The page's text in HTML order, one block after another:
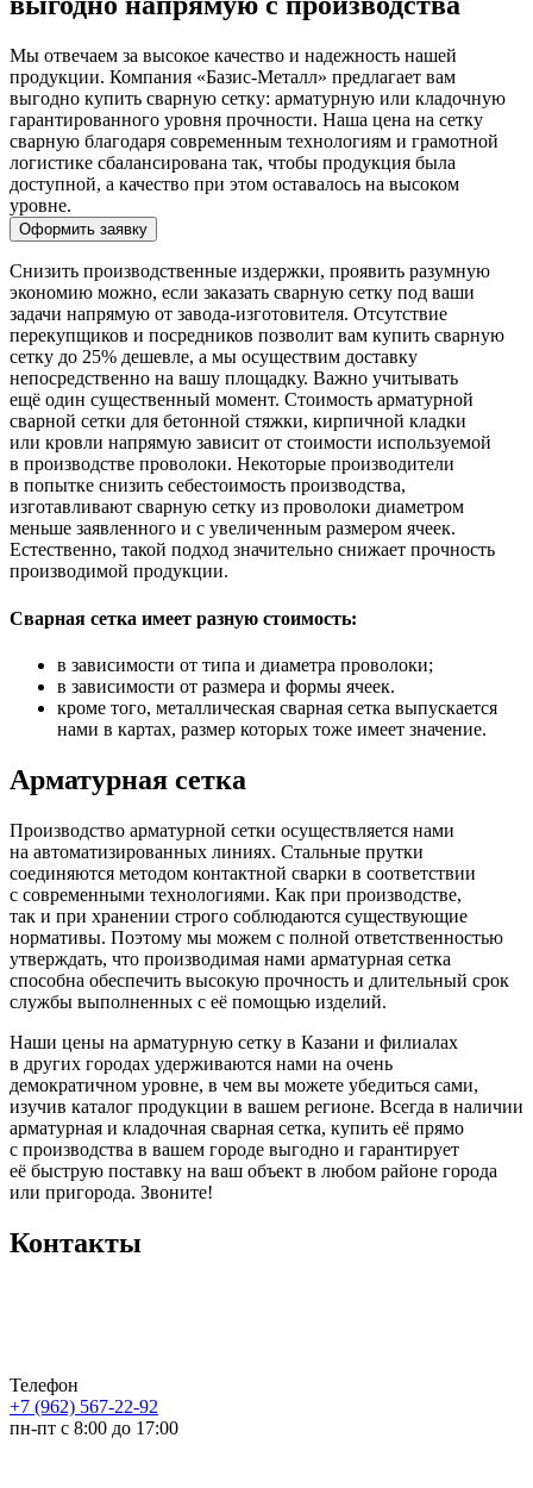
Мы отвечаем за высокое качество и надежность нашей
продукции. Компания «Базис-Металл» предлагает вам
выгодно купить сварную сетку: арматурную или кладочную
гарантированного уровня прочности. Наша цена на сетку
сварную благодаря современным технологиям и грамотной
логистике сбалансирована так, чтобы продукция была
доступной, а качество при этом оставалось на высоком
уровне.
Оформить заявку
Снизить производственные издержки, проявить разумную
экономию можно, если заказать сварную сетку под ваши
задачи напрямую от завода-изготовителя. Отсутствие
перекупщиков и посредников позволит вам купить сварную
сетку до 25% дешевле, а мы осуществим доставку
непосредственно на вашу площадку. Важно учитывать
ещё один существенный момент. Стоимость арматурной
сварной сетки для бетонной стяжки, кирпичной кладки
или кровли напрямую зависит от стоимости используемой
в производстве проволоки. Некоторые производители
в попытке снизить себестоимость производства,
изготавливают сварную сетку из проволоки диаметром
меньше заявленного и с увеличенным размером ячеек.
Естественно, такой подход значительно снижает прочность
производимой продукции.
Сварная сетка имеет разную стоимость:
в зависимости от типа и диаметра проволоки;
в зависимости от размера и формы ячеек.
кроме того, металлическая сварная сетка выпускается
нами в картах, размер которых тоже имеет значение.
Арматурная сетка
Производство арматурной сетки осуществляется нами
на автоматизированных линиях. Стальные прутки
соединяются методом контактной сварки в соответствии
с современными технологиями. Как при производстве,
так и при хранении строго соблюдаются существующие
нормативы. Поэтому мы можем с полной ответственностью
утверждать, что производимая нами арматурная сетка
способна обеспечить высокую прочность и длительный срок
службы выполненных с её помощью изделий.
Наши цены на арматурную сетку в Казани и филиалах
в других городах удерживаются нами на очень
демократичном уровне, в чем вы можете убедиться сами,
изучив каталог продукции в вашем регионе. Всегда в наличии
арматурная и кладочная сварная сетка, купить её прямо
с производства в вашем городе выгодно и гарантирует
её быструю поставку на ваш объект в любом районе города
или пригорода. Звоните!
Контакты
Телефон
+7 (962) 567-22-92
пн-пт с 8:00 до 17:00